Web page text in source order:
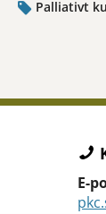
Palliativt
E-